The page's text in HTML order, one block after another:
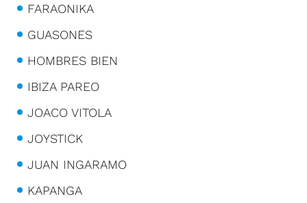
FARAONIKA
GUASONES
HOMBRES BIEN
IBIZA PAREO
JOACO VITOLA
JOYSTICK
JUAN INGARAMO
KAPANGA